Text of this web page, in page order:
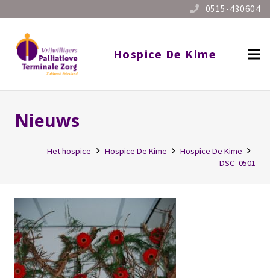
0515-430604
Hospice De Kime
Nieuws
Het hospice Hospice De Kime
Hospice De Kime
DSC_0501